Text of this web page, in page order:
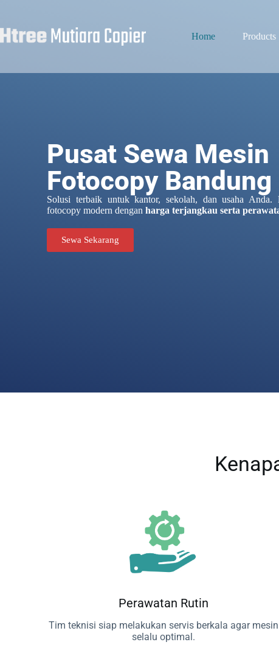
Home Products
Pusat Sewa Mesin
Fotocopy Bandung
Solusi terbaik untuk kantor, sekolah, dan usaha Anda.
fotocopy modern denganharga terjangkau serta
Sewa Sekarang
Perawatan Rutin
Tim teknisi siap melakukan servis berkala agar mesin
selalu optimal.